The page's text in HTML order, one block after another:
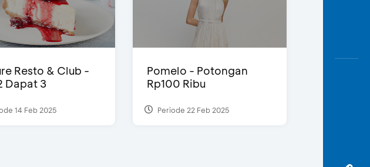
Resto & Club -
Dapat 3
14 Feb 2025
Pomelo - Potongan
Rp100 Ribu
Periode 22 Feb 2025